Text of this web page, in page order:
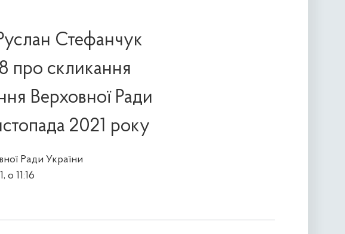
Стефанчук
про скликання
Верховної Ради
2021 року
Ради України
о 11:16